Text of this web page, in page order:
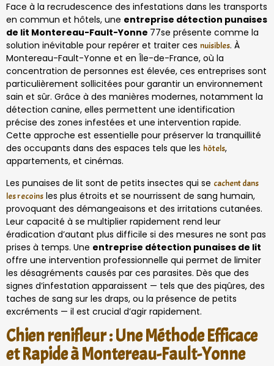
Face à la recrudescence des infestations dans les transports
en commun et hôtels, une entreprise détection punaises
de lit Montereau-Fault-Yonne 77se présente comme la
solution inévitable pour repérer et traiter ces nuisibles. À
Montereau-Fault-Yonne et en Île-de-France, où la
concentration de personnes est élevée, ces entreprises sont
particulièrement sollicitées pour garantir un environnement
sain et sûr. Grâce à des manières modernes, notamment la
détection canine, elles permettent une identification
précise des zones infestées et une intervention rapide.
Cette approche est essentielle pour préserver la tranquillité
des occupants dans des espaces tels que les hôtels,
appartements, et cinémas.
Les punaises de lit sont de petits insectes qui se cachent dans
les recoins les plus étroits et se nourrissent de sang humain,
provoquant des démangeaisons et des irritations cutanées.
Leur capacité à se multiplier rapidement rend leur
éradication d’autant plus difficile si des mesures ne sont pas
prises à temps. Une entreprise détection punaises de lit
offre une intervention professionnelle qui permet de limiter
les désagréments causés par ces parasites. Dès que des
signes d’infestation apparaissent — tels que des piqûres, des
taches de sang sur les draps, ou la présence de petits
excréments — il est crucial d’agir rapidement.
Chien renifleur : Une Méthode Efficace
et Rapide à Montereau-Fault-Yonne